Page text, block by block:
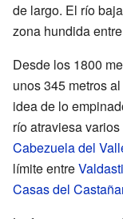
de largo. El río
zona hundida
Desde los 1800
unos 345 metros
idea de lo
río atraviesa
Cabezuela del
límite entre
Casas del